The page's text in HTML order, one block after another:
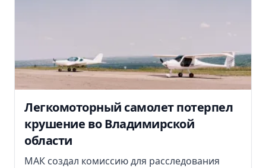
Легкомоторный самолет потерпел
крушение во Владимирской
области
МАК создал комиссию для расследования